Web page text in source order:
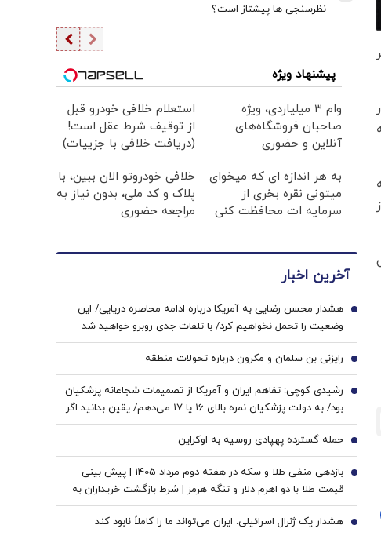
نظرسنجی ها پیشتاز است؟
پیشنهاد ویژه
وام ۳ میلیاردی، ویژه
صاحبان فروشگاه‌های
آنلاین و حضوری
استعلام خلافی خودرو قبل
از توقیف شرط عقل است!
(دریافت خلافی با جزییات)
به هر اندازه ای که میخوای
میتونی نقره بخری از
سرمایه ات محافظت کنی
خلافی خودروتو الان ببین، با
پلاک و کد ملی، بدون نیاز به
مراجعه حضوری
آخرین اخبار
هشدار محسن رضایی به آمریکا درباره ادامه محاصره دریایی/ این
وضعیت را تحمل نخواهیم کرد/ با تلفات جدی روبرو خواهید شد
1
رایزنی بن سلمان و مکرون درباره تحولات منطقه 2
رشیدی کوچی: تفاهم ایران و آمریکا از تصمیمات شجاعانه پزشکیان
بود/ به دولت پزشکیان نمره بالای ۱۶ یا ۱۷ می‌دهم/ یقین بدانید اگر
هر فرد دیگری جای پزشکیان بود، کشور با مشکلات بزرگی روبه‌رو
می‌شد/ اگر جلیلی رئیس‌جمهور می‌شد...
3
حمله گسترده پهپادی روسیه به اوکراین 4
بازدهی منفی طلا و سکه در هفته دوم مرداد 1405 | پیش بینی
قیمت طلا با دو اهرم دلار و تنگه هرمز | شرط بازگشت خریداران به
بازار
5
هشدار یک ژنرال اسرائیلی: ایران می‌تواند ما را کاملاً نابود کند 6